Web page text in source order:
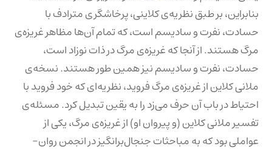
بنابراین، بر طبق نظریه‌ی کلاینی، پرخاشگری مترادف با
حسادت، نفرت و سادیسم است، که تمام آن‌ها مظاهر غریزه‌ی
مرگ هستند. از آنجا که غریزه‌ی مرگ در ذات نوزاد است،
حسادت، نفرت و سادیسم نیز همین طور هستند. نسخه‌ی
ملانی کلاین از غریزه‌ی مرگ فروید، نظریه‌ای که خود فروید با
احتیاط در باب آن حرف می‌زد را به یقین تبدیل کرد. مسئله‌ی
تفسیر ملانی کلاین (و پیروان او) از غریزه‌ی مرگ، یکی از
عواملی بود که به مباحثات جنجال‌برانگیز در انجمن روان-